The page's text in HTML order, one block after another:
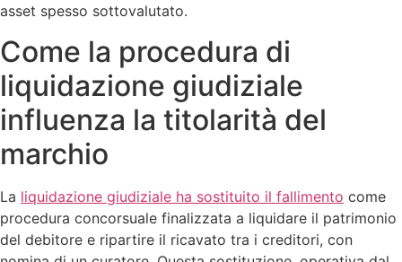
asset spesso sottovalutato.
Come la procedura di
liquidazione giudiziale
influenza la titolarità del
marchio
La liquidazione giudiziale ha sostituito il fallimento come
procedura concorsuale finalizzata a liquidare il patrimonio
del debitore e ripartire il ricavato tra i creditori, con